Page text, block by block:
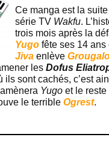
Ce manga est la
série TV Wakfu.
trois mois après la
Yugo fête ses 14
Jiva enlève
les Dofus
ils sont cachés, c’est
Yugo et le
le terrible Ogrest.